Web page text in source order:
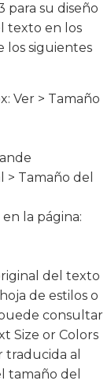
para su diseño
texto en los
los siguientes
Ver > Tamaño
Tamaño del
la página:
del texto
de estilos o
consultar
Size or Colors
traducida al
tamaño del